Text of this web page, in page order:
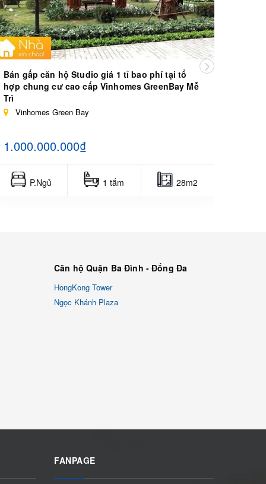
Bán gấp căn hộ Studio giá 1 tỉ bao phí tại tổ
hợp chung cư cao cấp Vinhomes GreenBay Mễ
Trì
Vinhomes Green Bay
1.000.000.000₫
P.Ngủ 1 tắm 28m2
Căn hộ Quận Ba Đình - Đống Đa
HongKong Tower
Ngọc Khánh Plaza
FANPAGE